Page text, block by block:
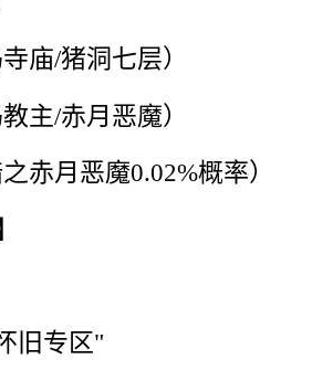
庙/猪洞七层）
主/赤月恶魔）
赤月恶魔0.02%概率）
旧专区"